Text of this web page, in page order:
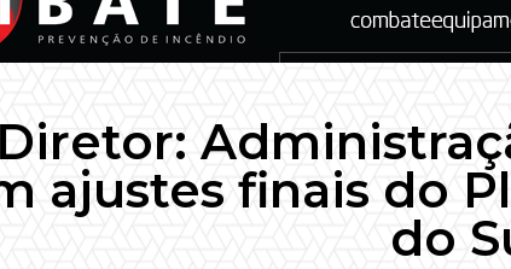
ajustes finais do
do